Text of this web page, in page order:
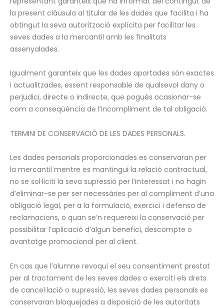
la present clàusula al titular de les dades que facilita i ha
obtingut la seva autorització explícita per facilitar les
seves dades a la mercantil amb les finalitats
assenyalades.
Igualment garanteix que les dades aportades són exactes
i actualitzades, essent responsable de qualsevol dany o
perjudici, directe o indirecte, que pogués ocasionar-se
com a conseqüència de l’incompliment de tal obligació.
TERMINI DE CONSERVACIÓ DE LES DADES PERSONALS.
Les dades personals proporcionades es conservaran per
la mercantil mentre es mantingui la relació contractual,
no se sol·liciti la seva supressió per l’interessat i no hagin
d’eliminar-se per ser necessàries per al compliment d’una
obligació legal, per a la formulació, exercici i defensa de
reclamacions, o quan se’n requereixi la conservació per
possibilitar l’aplicació d’algun benefici, descompte o
avantatge promocional per al client.
En cas que l’alumne revoqui el seu consentiment prestat
per al tractament de les seves dades o exerciti els drets
de cancel·lació o supressió, les seves dades personals es
conservaran bloquejades a disposició de les autoritats